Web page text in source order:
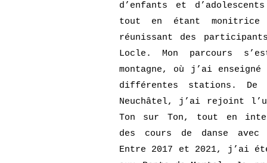
d’enfants et
tout en étant monitrice
réunissant des
Locle. Mon parcours
montagne, où j’ai
différentes stations.
Neuchâtel, j’ai rejoint
Ton sur Ton, tout en
des cours de danse
Entre 2017 et 2021, j’ai